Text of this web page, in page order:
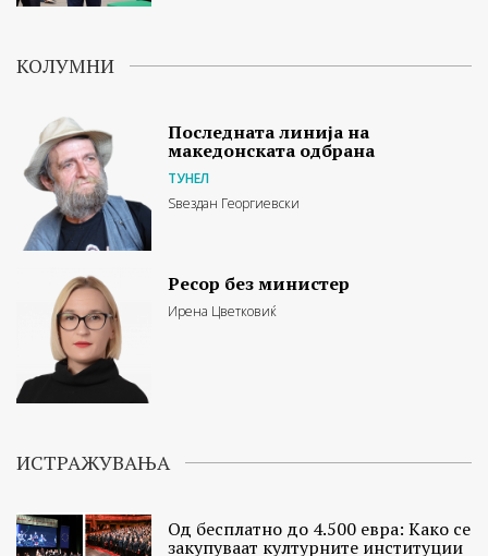
КОЛУМНИ
Последната линија на
македонската одбрана
ТУНЕЛ
Ѕвездан Георгиевски
Ресор без министер
Ирена Цветковиќ
ИСТРАЖУВАЊА
Од бесплатно до 4.500 евра: Како се
закупуваат културните институции